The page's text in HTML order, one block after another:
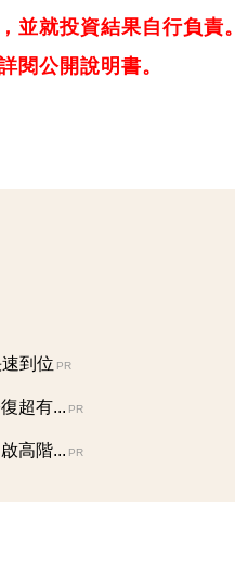
並就投資結果自行負責。
閱公開說明書。
到位 PR
超有... PR
高階... PR